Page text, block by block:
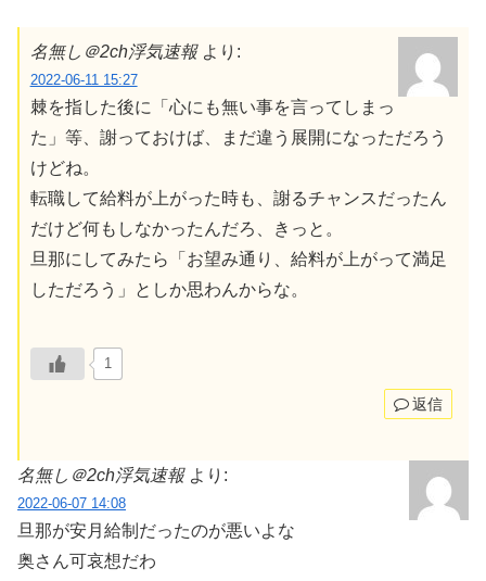
名無し＠2ch浮気速報 より:
2022-06-11 15:27
棘を指した後に「心にも無い事を言ってしまっ
た」等、謝っておけば、まだ違う展開になっただろう
けどね。
転職して給料が上がった時も、謝るチャンスだったん
だけど何もしなかったんだろ、きっと。
旦那にしてみたら「お望み通り、給料が上がって満足
しただろう」としか思わんからな。
1
返信
名無し＠2ch浮気速報 より:
2022-06-07 14:08
旦那が安月給制だったのが悪いよな
奥さん可哀想だわ